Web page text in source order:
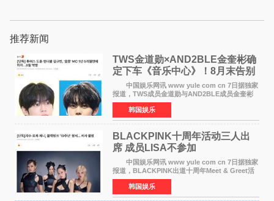
推荐新闻
TWS金道勋×AND2BLE金奎彬确
定下车《音乐中心》！8月末告别
MC席位
中国娱乐网讯 www yule com cn 7日据独家
报道，TWS成员金道勋与AND2BLE成员金奎彬
将于8月离开《音乐中心》MC的位置。 金道
勋与金奎彬于去年3月与H2H A-NA一起被选为
《音乐中心》MC，约1
韩国娱乐
BLACKPINK十周年活动三人出
席 成员LISA不参加
中国娱乐网讯 www yule com cn 7日据独家
报道，BLACKPINK出道十周年Meet & Greet活
动将由智秀、ROS&Eacute;、JENNIE出席，
LISA将缺席。 此前BLACKPINK所属社YG并
未为组合出道十周年做
韩国娱乐